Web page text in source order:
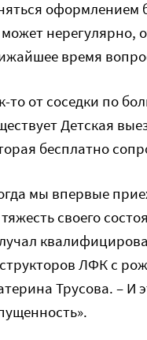
оформлением
нерегулярно,
время
то от соседки по
Детская
бесплатно
мы впервые
своего
ЛФК с
Трусова. – И